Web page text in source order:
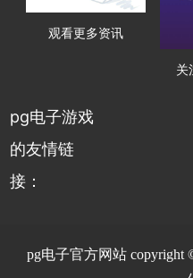
观看更多资讯
关
pg电子游戏
的友情链
接：
pg电子官方网站 copyright